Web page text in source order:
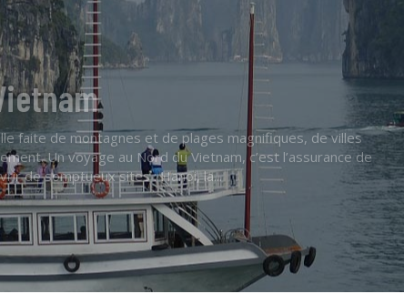
faite de montagnes et de plages magnifiques, de villes
Un voyage au Nord du Vietnam, c’est l’assurance de
de somptueux sites : Hanoi, la...